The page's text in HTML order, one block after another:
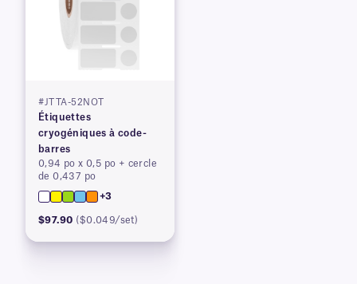
#JTTA-52NOT
Étiquettes
cryogéniques à code-
barres
0,94 po x 0,5 po + cercle
de 0,437 po
+3
$97.90 ($0.049/set)